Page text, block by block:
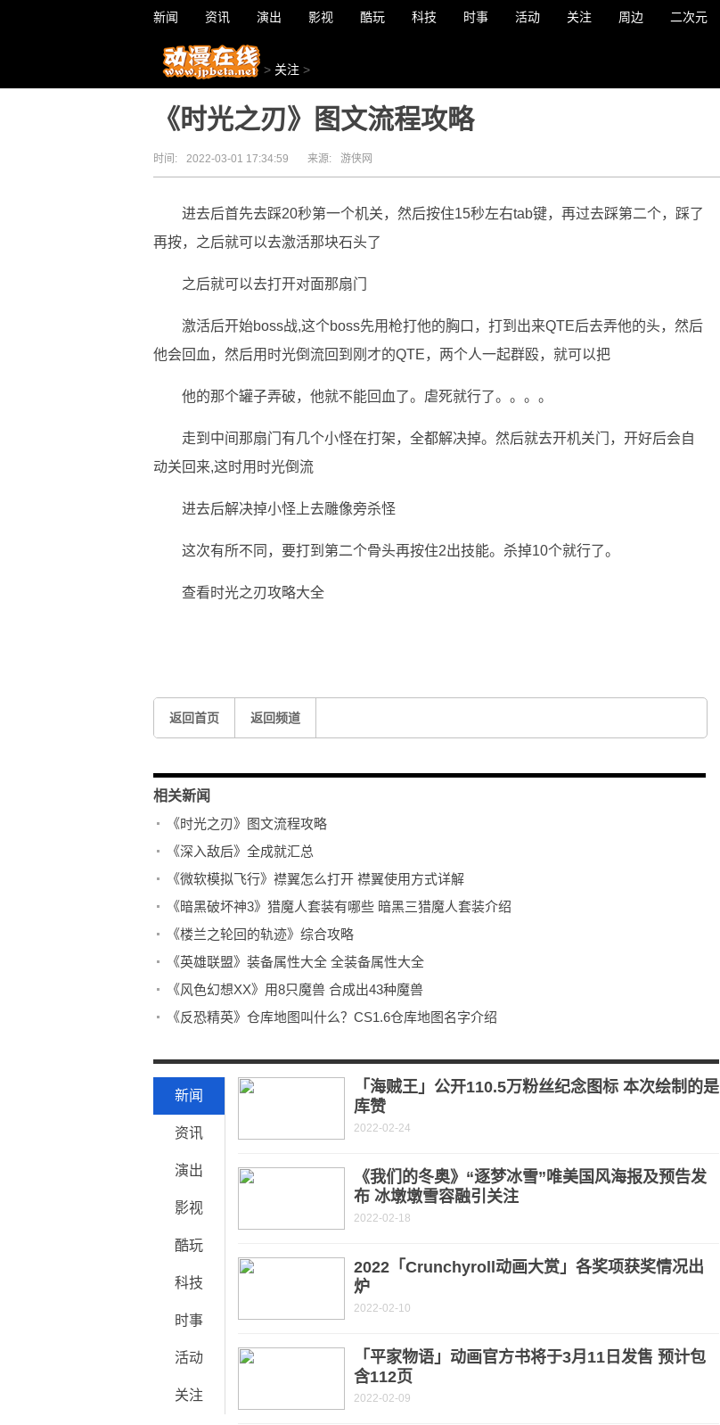
新闻 资讯 演出 影视 酷玩 科技 时事 活动 关注 周边 二次元
> 关注 >
《时光之刃》图文流程攻略
时间: 2022-03-01 17:34:59 来源: 游侠网
进去后首先去踩20秒第一个机关，然后按住15秒左右tab键，再过去踩第二个，踩了
再按，之后就可以去激活那块石头了
之后就可以去打开对面那扇门
激活后开始boss战,这个boss先用枪打他的胸口，打到出来QTE后去弄他的头，然后
他会回血，然后用时光倒流回到刚才的QTE，两个人一起群殴，就可以把
他的那个罐子弄破，他就不能回血了。虐死就行了。。。。
走到中间那扇门有几个小怪在打架，全都解决掉。然后就去开机关门，开好后会自
动关回来,这时用时光倒流
进去后解决掉小怪上去雕像旁杀怪
这次有所不同，要打到第二个骨头再按住2出技能。杀掉10个就行了。
查看时光之刃攻略大全
返回首页 返回频道
相关新闻
《时光之刃》图文流程攻略
《深入敌后》全成就汇总
《微软模拟飞行》襟翼怎么打开 襟翼使用方式详解
《暗黑破坏神3》猎魔人套装有哪些 暗黑三猎魔人套装介绍
《楼兰之轮回的轨迹》综合攻略
《英雄联盟》装备属性大全 全装备属性大全
《风色幻想XX》用8只魔兽 合成出43种魔兽
《反恐精英》仓库地图叫什么？CS1.6仓库地图名字介绍
新闻
资讯
演出
影视
酷玩
科技
时事
活动
关注
「海贼王」公开110.5万粉丝纪念图标 本次绘制的是
库赞
2022-02-24
《我们的冬奥》“逐梦冰雪”唯美国风海报及预告发
布 冰墩墩雪容融引关注
2022-02-18
2022「Crunchyroll动画大赏」各奖项获奖情况出
炉
2022-02-10
「平家物语」动画官方书将于3月11日发售 预计包
含112页
2022-02-09